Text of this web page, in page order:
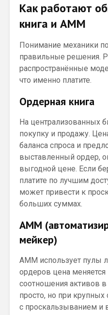
Как работают
книга и AMM
Понимание механики
правильные решения.
распространённые
что именно платите.
Ордерная книга
На централизованных
покупку и продажу.
баланса спроса и
выставленный ордер,
выгодной цене. Если
платите по лучшим
может привести к
больших суммах.
AMM
мейкер)
AMM использует пулы
ордеров цена меняется
соотношения активов
просто, но при
с проскальзыванием и